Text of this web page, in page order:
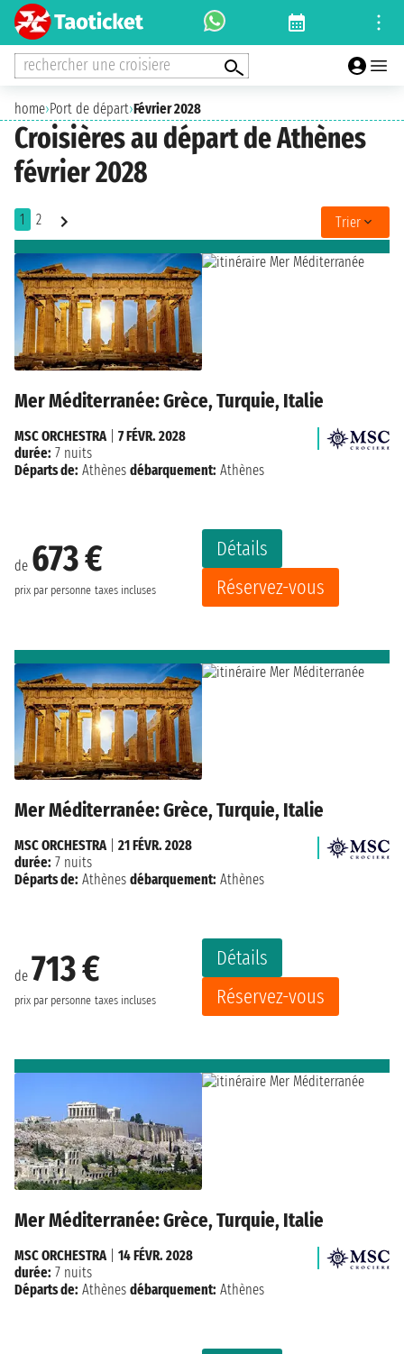
rechercher une croisiere
home›Port de départ›Février 2028
Croisières au départ de Athènes
février 2028
1 2 Trier
Mer Méditerranée: Grèce, Turquie, Italie
de 673 €
prix par personne taxes incluses
Détails
Réservez-vous
MSC ORCHESTRA
7 FÉVR. 2028
durée: 7 nuits
Départs de: Athènes débarquement: Athènes
Mer Méditerranée: Grèce, Turquie, Italie
de 713 €
prix par personne taxes incluses
Détails
Réservez-vous
MSC ORCHESTRA| 21 FÉVR. 2028
durée: 7 nuits
Départs de: Athènes débarquement: Athènes
Mer Méditerranée: Grèce, Turquie, Italie
MSC ORCHESTRA| 14 FÉVR. 2028
durée: 7 nuits
Départs de: Athènes débarquement: Athènes